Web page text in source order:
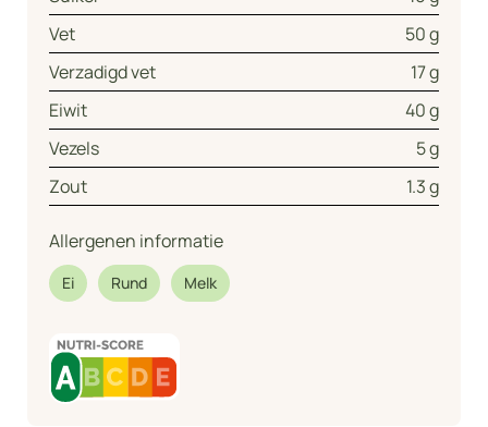
Vet
50 g
Verzadigd vet
17 g
Eiwit
40 g
Vezels
5 g
Zout
1.3 g
Allergenen informatie
Ei Rund Melk